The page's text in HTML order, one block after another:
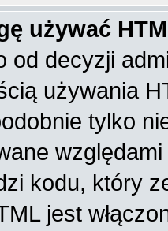
używać
od decyzji
używania
tylko
względami
kodu, który
jest